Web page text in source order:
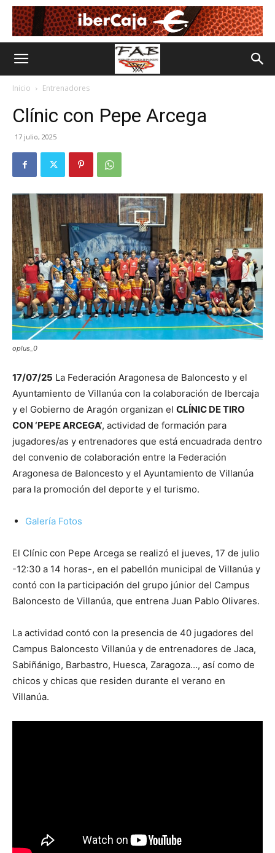
Inicio Entrenadores
Clínic con Pepe Arcega
17 julio, 2025
oplus_0
17/07/25 La Federación Aragonesa de Baloncesto y el
Ayuntamiento de Villanúa con la colaboración de Ibercaja
y el Gobierno de Aragón organizan el CLÍNIC DE TIRO
CON ‘PEPE ARCEGA’, actividad de formación para
jugadores/as y entrenadores que está encuadrada dentro
del convenio de colaboración entre la Federación
Aragonesa de Baloncesto y el Ayuntamiento de Villanúa
para la promoción del deporte y el turismo.
Galería Fotos
El Clínic con Pepe Arcega se realizó el jueves, 17 de julio
-12:30 a 14 horas-, en el pabellón municipal de Villanúa y
contó con la participación del grupo júnior del Campus
Baloncesto de Villanúa, que entrena Juan Pablo Olivares.
La actividad contó con la presencia de 40 jugadores del
Campus Baloncesto Villanúa y de entrenadores de Jaca,
Sabiñánigo, Barbastro, Huesca, Zaragoza…, así como de
chicos y chicas que residen durante el verano en
Villanúa.